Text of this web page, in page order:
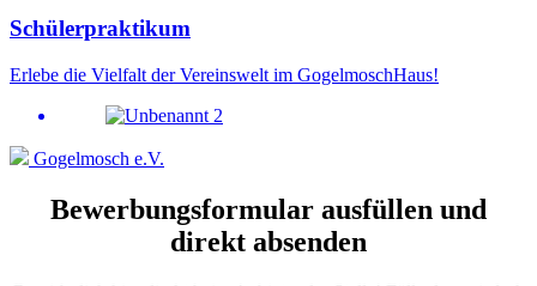
Schülerpraktikum
Erlebe die Vielfalt der Vereinswelt im GogelmoschHaus!
Gogelmosch e.V.
Bewerbungsformular ausfüllen und
direkt absenden